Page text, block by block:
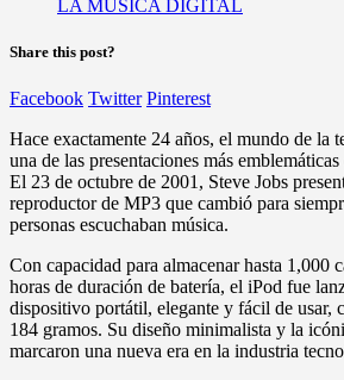
Share this post?
Facebook Twitter Pinterest
Hace exactamente 24 años, el mundo de la
una de las presentaciones más
El 23 de octubre de 2001, Steve Jobs
reproductor de MP3 que cambió para
personas escuchaban música.
Con capacidad para almacenar hasta 1,000
horas de duración de batería, el iPod fue
dispositivo portátil, elegante y fácil de usar,
184 gramos. Su diseño minimalista y la
marcaron una nueva era en la industria